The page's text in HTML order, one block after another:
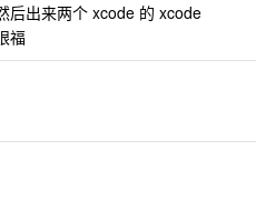
后出来两个 xcode 的 xcode
福